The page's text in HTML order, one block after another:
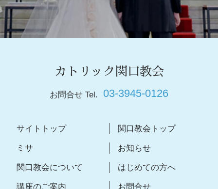
カトリック関口教会
お問合せ Tel. 03-3945-0126
サイトトップ 関口教会トップ
ミサ お知らせ
関口教会について はじめての方へ
講座のご案内 お問合せ